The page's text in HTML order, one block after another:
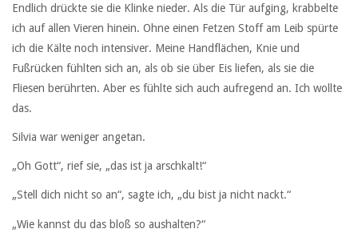
Endlich drückte sie die Klinke nieder. Als die Tür aufging, krabbelte
ich auf allen Vieren hinein. Ohne einen Fetzen Stoff am Leib spürte
ich die Kälte noch intensiver. Meine Handflächen, Knie und
Fußrücken fühlten sich an, als ob sie über Eis liefen, als sie die
Fliesen berührten. Aber es fühlte sich auch aufregend an. Ich wollte
das.
Silvia war weniger angetan.
„Oh Gott“, rief sie, „das ist ja arschkalt!“
„Stell dich nicht so an“, sagte ich, „du bist ja nicht nackt.“
„Wie kannst du das bloß so aushalten?“